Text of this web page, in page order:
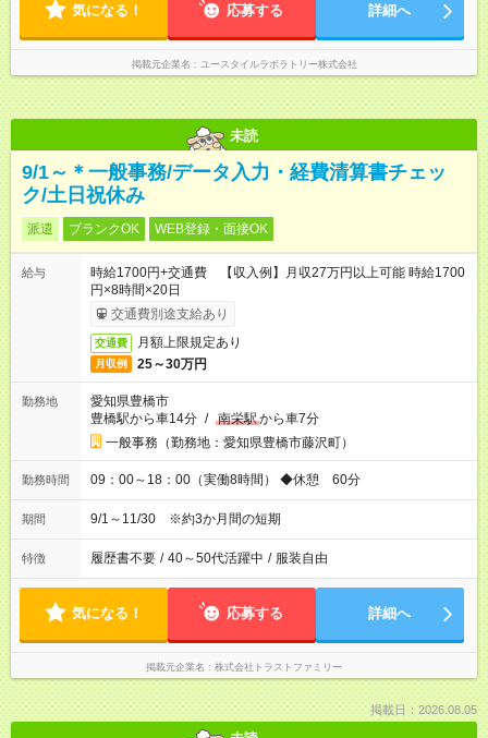
気になる！ 応募する 詳細へ
掲載元企業名 ユースタイルラボラトリー株式会社
未読
9/1～＊一般事務/データ入力・経費清算書チェッ
ク/土日祝休み
派遣 ブランクOK WEB登録・面接OK
給与
時給1700円+交通費 【収入例】月収27万円以上可能 時給1700
円×8時間×20日
交通費別途支給あり
交通費 月額上限規定あり
月収例 25～30万円
勤務地
愛知県豊橋市
豊橋駅から車14分 / 南栄駅から車7分
一般事務（勤務地：愛知県豊橋市藤沢町）
勤務時間 09：00～18：00（実働8時間） ◆休憩 60分
期間 9/1～11/30 ※約3か月間の短期
特徴 履歴書不要 / 40～50代活躍中 / 服装自由
気になる！ 応募する 詳細へ
掲載元企業名 株式会社トラストファミリー
掲載日：2026.08.05